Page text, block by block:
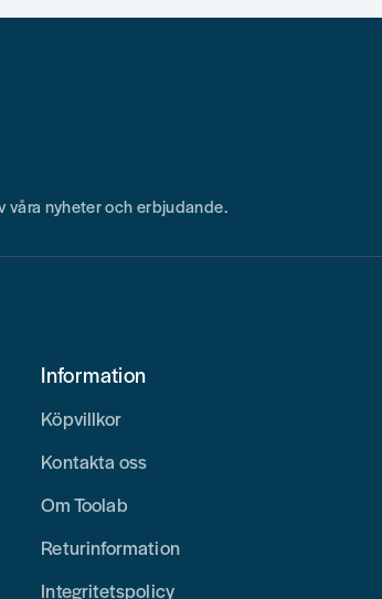
våra nyheter och erbjudande.
Information
Köpvillkor
Kontakta oss
Om Toolab
Returinformation
Integritetspolicy